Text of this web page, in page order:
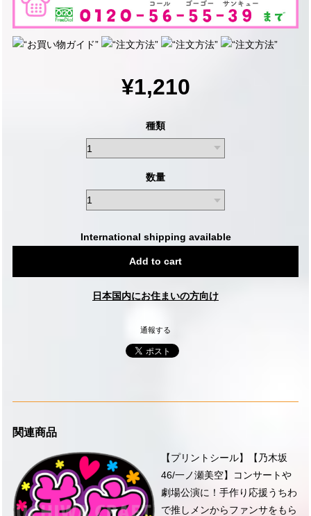
¥1,210
種類
数量
International shipping available
Add to cart
日本国内にお住まいの方向け
通報する
関連商品
【プリントシール】【乃木坂
46/一ノ瀬美空】コンサートや
劇場公演に！手作り応援うちわ
で推しメンからファンサをもら